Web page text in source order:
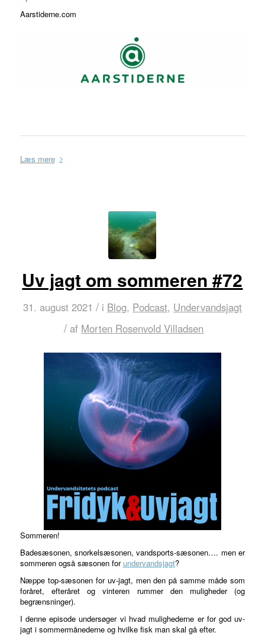
Aarstiderne.com
Læs mere
Uv jagt om sommeren #72
31. august 2021 / i Blog, Podcast, Undervandsjagt
/ af Morten Rosenvold Villadsen
Sommeren!
Badesæsonen, snorkelsæsonen, vandsports-sæsonen…. men er
sommeren også sæsonen for undervandsjagt?
Næppe top-sæsonen for uv-jagt, men den på samme måde som
foråret, efteråret og vinteren rummer den muligheder (og
begrænsninger).
I denne episode undersøger vi hvad mulighederne er for god uv-
jagt i sommermånederne og hvilke fisk man skal gå efter.